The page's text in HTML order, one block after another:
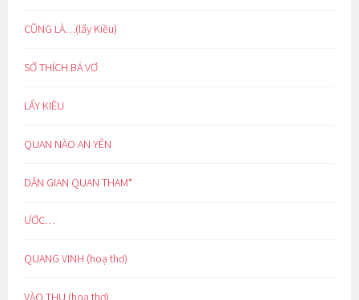
CŨNG LÀ…(lẩy Kiều)
SỞ THÍCH BÁ VƠ
LẨY KIỀU
QUAN NÀO AN YÊN
DÂN GIAN QUAN THAM*
ƯỚC…
QUANG VINH (hoạ thơ)